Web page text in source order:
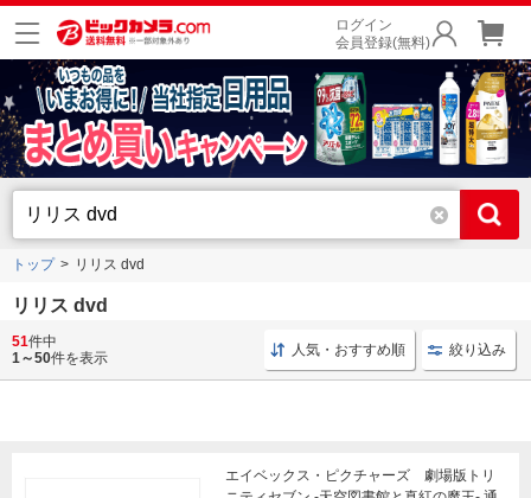
ログイン
会員登録(無料)
トップ リリス dvd
リリス dvd
魔法少女 DVD DVD 伊藤いづも アニメ 伊藤いづも
51件中
1～50件を表示 人気・おすすめ順 絞り込み
エイベックス・ピクチャーズ 劇場版トリ